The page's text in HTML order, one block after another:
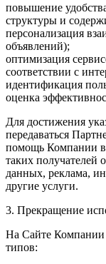
повышение
структуры и
персонализация
объявлений);
оптимизация
соответствии с
идентификация
оценка
Для достижения
передаваться
помощь Компании в
таких получателей
данных, реклама,
другие услуги.
3. Прекращение
На Сайте Компании
типов: